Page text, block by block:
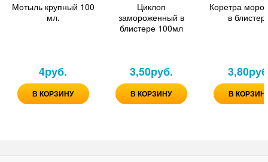
Мотыль крупный 100
мл.
4руб.
В КОРЗИНУ
Циклоп
замороженный в
блистере 100мл
3,50руб.
В КОРЗИНУ
Коретра
в
3,80
В